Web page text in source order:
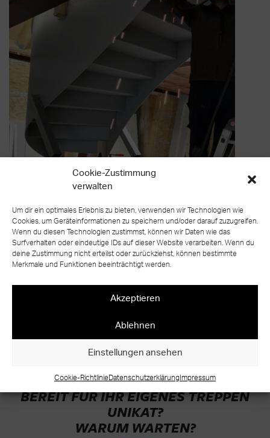
Cookie-Zustimmung
verwalten
Um dir ein optimales Erlebnis zu bieten, verwenden wir Technologien wie
Cookies, um Geräteinformationen zu speichern und/oder darauf zuzugreifen.
Wenn du diesen Technologien zustimmst, können wir Daten wie das
Surfverhalten oder eindeutige IDs auf dieser Website verarbeiten. Wenn du
deine Zustimmung nicht erteilst oder zurückziehst, können bestimmte
Merkmale und Funktionen beeinträchtigt werden.
Akzeptieren
Ablehnen
Einstellungen ansehen
Cookie-RichtlinieDatenschutzerklärungImpressum
zurück zur Übersicht
BEREIT FÜR IHR EIGENES TREPPEN
UNIKAT?
WARUM WARTEN?